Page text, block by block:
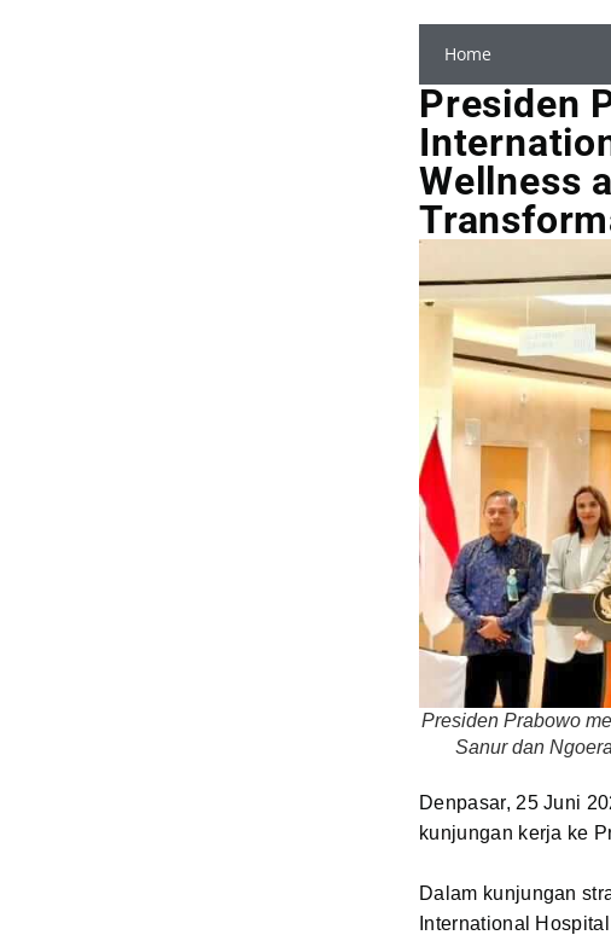
Home
Presiden
Wellness
Presiden Prabowo
Sanur dan
Denpasar, 25 Juni
kunjungan kerja ke
Dalam kunjungan
International